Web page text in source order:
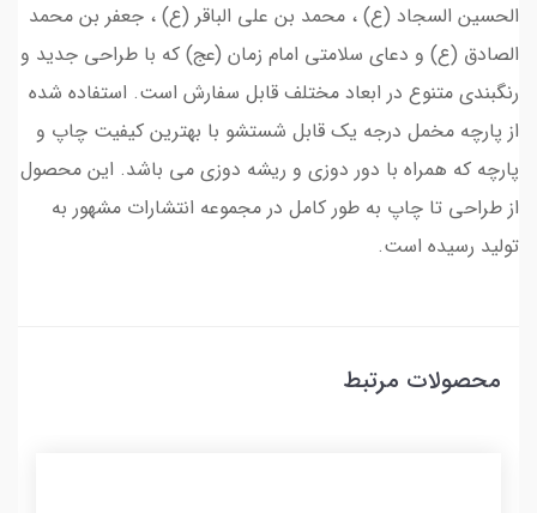
الحسین السجاد (ع) ، محمد بن علی الباقر (ع) ، جعفر بن محمد
الصادق (ع) و دعای سلامتی امام زمان (عج) که با طراحی جدید و
رنگبندی متنوع در ابعاد مختلف قابل سفارش است. استفاده شده
از پارچه مخمل درجه یک قابل شستشو با بهترین کیفیت چاپ و
پارچه که همراه با دور دوزی و ریشه دوزی می باشد. این محصول
از طراحی تا چاپ به طور کامل در مجموعه انتشارات مشهور به
تولید رسیده است.
محصولات مرتبط